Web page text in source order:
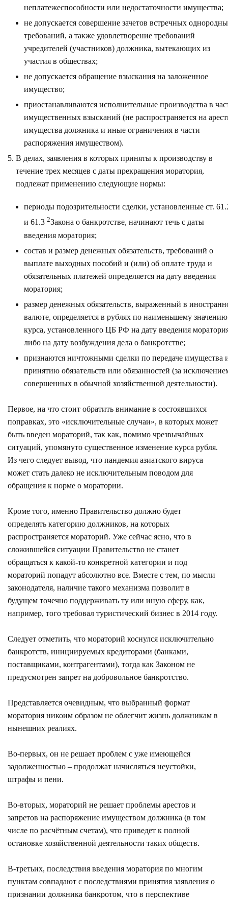
неплатежеспособности или недостаточности имущества;
не допускается совершение зачетов встречных
требований, а также удовлетворение требований
учредителей (участников) должника, вытекающих из
участия в обществах;
не допускается обращение взыскания на заложенное
имущество;
приостанавливаются исполнительные производства в
имущественных взысканий (не распространяется на
имущества должника и иные ограничения в части
распоряжения имуществом).
В делах, заявления в которых приняты к производству в
течение трех месяцев с даты прекращения моратория,
подлежат применению следующие нормы:
периоды подозрительности сделки, установленные ст.
и 61.3 2Закона о банкротстве, начинают течь с даты
введения моратория;
состав и размер денежных обязательств, требований о
выплате выходных пособий и (или) об оплате труда и
обязательных платежей определяется на дату введения
моратория;
размер денежных обязательств, выраженный в
валюте, определяется в рублях по наименьшему значению
курса, установленного ЦБ РФ на дату введения
либо на дату возбуждения дела о банкротстве;
признаются ничтожными сделки по передаче имущества
принятию обязательств или обязанностей (за
совершенных в обычной хозяйственной деятельности).
Первое, на что стоит обратить внимание в состоявшихся
поправках, это «исключительные случаи», в которых может
быть введен мораторий, так как, помимо чрезвычайных
ситуаций, упомянуто существенное изменение курса рубля.
Из чего следует вывод, что пандемия азиатского вируса
может стать далеко не исключительным поводом для
обращения к норме о моратории.
Кроме того, именно Правительство должно будет
определять категорию должников, на которых
распространяется мораторий. Уже сейчас ясно, что в
сложившейся ситуации Правительство не станет
обращаться к какой-то конкретной категории и под
мораторий попадут абсолютно все. Вместе с тем, по мысли
законодателя, наличие такого механизма позволит в
будущем точечно поддерживать ту или иную сферу, как,
например, того требовал туристический бизнес в 2014 году.
Следует отметить, что мораторий коснулся исключительно
банкротств, инициируемых кредиторами (банками,
поставщиками, контрагентами), тогда как Законом не
предусмотрен запрет на добровольное банкротство.
Представляется очевидным, что выбранный формат
моратория никоим образом не облегчит жизнь должникам в
нынешних реалиях.
Во-первых, он не решает проблем с уже имеющейся
задолженностью – продолжат начисляться неустойки,
штрафы и пени.
Во-вторых, мораторий не решает проблемы арестов и
запретов на распоряжение имуществом должника (в том
числе по расчётным счетам), что приведет к полной
остановке хозяйственной деятельности таких обществ.
В-третьих, последствия введения моратория по многим
пунктам совпадают с последствиями принятия заявления о
признании должника банкротом, что в перспективе